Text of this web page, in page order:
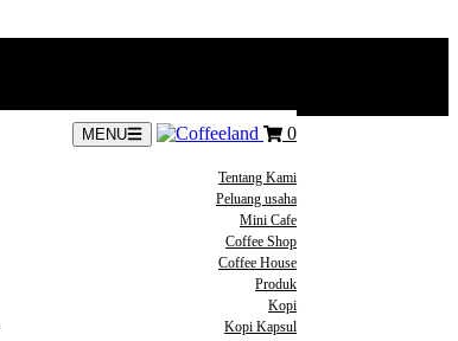
MENU 0
Tentang Kami
Peluang usaha
Mini Cafe
Coffee Shop
Coffee House
Produk
Kopi
Kopi Kapsul